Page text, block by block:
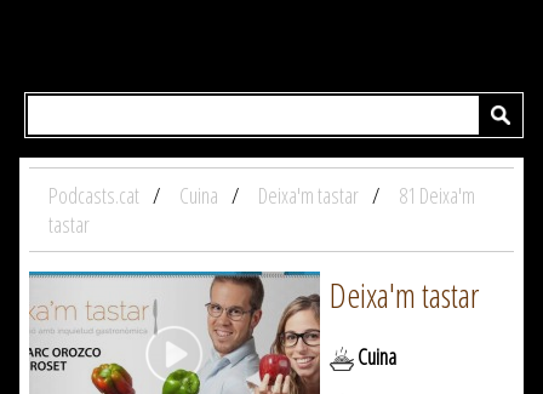
Podcasts.cat Cuina Deixa'm tastar
81 Deixa'm
tastar
Deixa'm tastar
Cuina